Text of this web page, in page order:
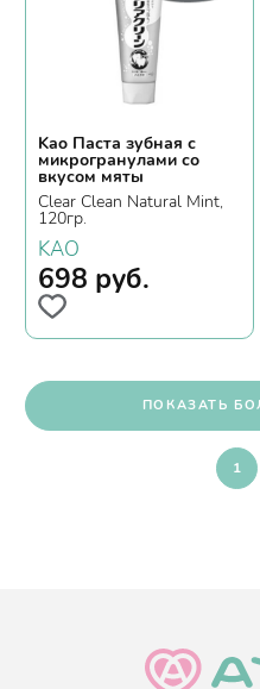
Kao Паста зубная с
микрогранулами со
вкусом мяты
Clear Clean Natural Mint,
120гр.
KAO
698 руб.
ПОКАЗАТЬ
1